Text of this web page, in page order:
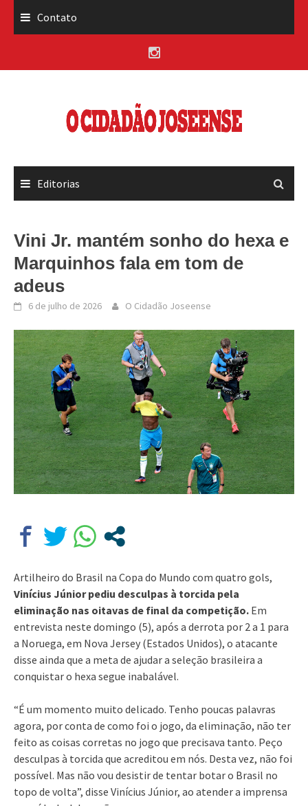
Contato
Editorias
Vini Jr. mantém sonho do hexa e
Marquinhos fala em tom de
adeus
6 de julho de 2026 O Cidadão Joseense
Artilheiro do Brasil na Copa do Mundo com quatro gols,
Vinícius Júnior pediu desculpas à torcida pela
eliminação nas oitavas de final da competição. Em
entrevista neste domingo (5), após a derrota por 2 a 1 para
a Noruega, em Nova Jersey (Estados Unidos), o atacante
disse ainda que a meta de ajudar a seleção brasileira a
conquistar o hexa segue inabalável.
“É um momento muito delicado. Tenho poucas palavras
agora, por conta de como foi o jogo, da eliminação, não ter
feito as coisas corretas no jogo que precisava tanto. Peço
desculpas à torcida que acreditou em nós. Desta vez, não foi
possível. Mas não vou desistir de tentar botar o Brasil no
topo de volta”, disse Vinícius Júnior, ao atender a imprensa